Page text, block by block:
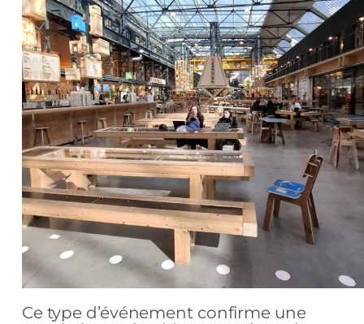
Ce type d’événement confirme une